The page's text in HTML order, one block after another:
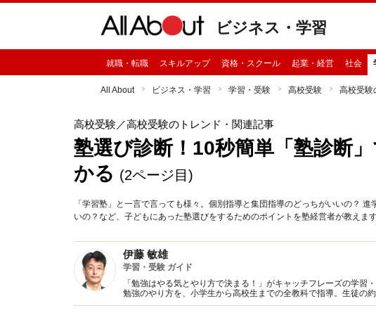
ビジネス・学習
就職・転職 スキルアップ 資格・スクール 起業・経営 社会
All About ビジネス・学習 学習・受験 高校受験 高校受験
高校受験 ／高校受験のトレンド・関連記事
塾選び診断！10秒簡単「塾診断
かる (2ページ目)
「学習塾」と一言で言っても様々。個別指導と集団指導のどっちがいいの？
いの？など、子どもにあった塾選びをするためのポイントを塾経営者が教えま
伊藤 敏雄
学習・受験 ガイド
「勉強はやる気とやり方で決まる！」がキャッチフレーズの学
勉強のやり方を、小学生から高校生までの全教科で指導。生徒の
保護者に、学習メソッドやモチベーションアップ講座などの講演